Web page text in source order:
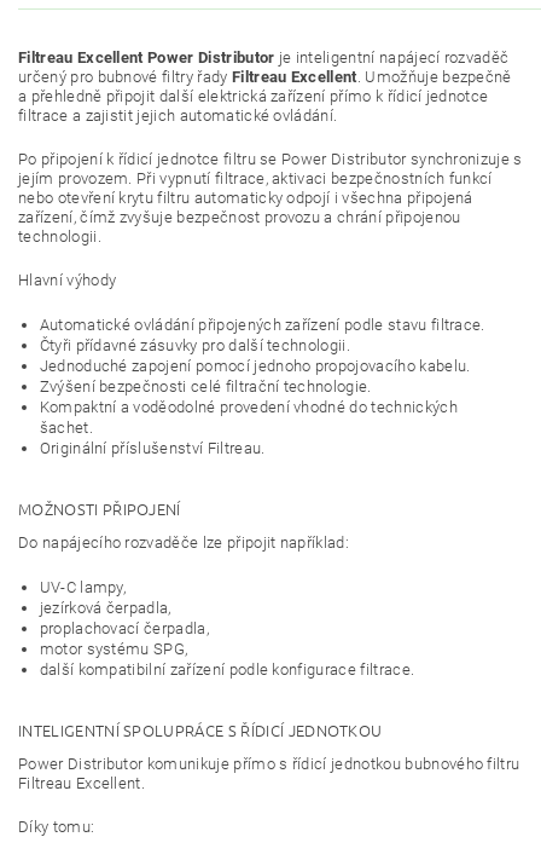
Filtreau Excellent Power Distributor je inteligentní napájecí rozvaděč
určený pro bubnové filtry řady Filtreau Excellent . Umožňuje bezpečně
a přehledně připojit další elektrická zařízení přímo k řídicí jednotce
filtrace a zajistit jejich automatické ovládání.
Po připojení k řídicí jednotce filtru se Power Distributor synchronizuje s
jejím provozem. Při vypnutí filtrace, aktivaci bezpečnostních funkcí
nebo otevření krytu filtru automaticky odpojí i všechna připojená
zařízení, čímž zvyšuje bezpečnost provozu a chrání připojenou
technologii.
Hlavní výhody
Automatické ovládání připojených zařízení podle stavu filtrace.
Čtyři přídavné zásuvky pro další technologii.
Jednoduché zapojení pomocí jednoho propojovacího kabelu.
Zvýšení bezpečnosti celé filtrační technologie.
Kompaktní a voděodolné provedení vhodné do technických
šachet.
Originální příslušenství Filtreau.
MOŽNOSTI PŘIPOJENÍ
Do napájecího rozvaděče lze připojit například:
UV-C lampy,
jezírková čerpadla,
proplachovací čerpadla,
motor systému SPG,
další kompatibilní zařízení podle konfigurace filtrace.
INTELIGENTNÍ SPOLUPRÁCE S ŘÍDICÍ JEDNOTKOU
Power Distributor komunikuje přímo s řídicí jednotkou bubnového filtru
Filtreau Excellent.
Díky tomu: